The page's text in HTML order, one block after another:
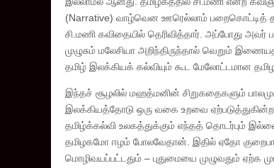
(Narrative) வாழ்வென ஊரெல்லாம் பறைகொட்டித்
சி.மணி கவிதையில் தெரிவித்தார். அப்போது அவர்
முழுசும் மலேசியா அறிந்திருந்தால் வெறும்
தமிழ் இலக்கியக் கல்வியும் கூட மேலோட்டமான
இந்தச் சூழலில் மஹத்மனின் சிறுகதைகளும்
இலக்கியத்தோடு ஒரு வகை உறவை
தமிழ்க்கல்வி உலகத்துக்கும் எந்தத் தொடர்பும்
தமிழகமோ ஈழம் போலவேதான். இதில் ஏதோ
மொழிவயப்பட்டதும் – புதுமையை முழுவதும் ஏற்க